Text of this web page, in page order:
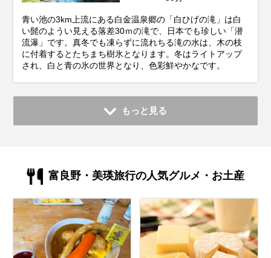
青い池の3km上流にある白金温泉郷の「白ひげの滝」は白
い髭のようい見える落差30ｍの滝で、日本でも珍しい「潜
流瀑」です。真冬でも凍らずに流れちる滝の水は、木の枝
に付着するとたちまち樹氷となります。冬はライトアップ
され、白と青の氷の世界となり、色彩鮮やかなです。
もっと見る
富良野・美瑛旅行の人気グルメ・お土産